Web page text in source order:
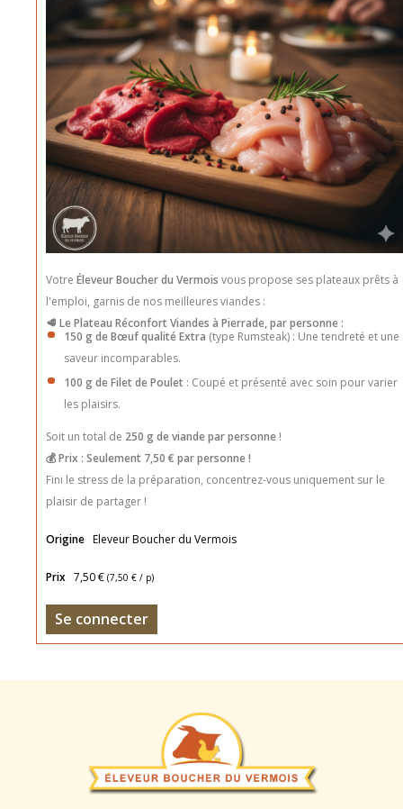
Votre Éleveur Boucher du Vermois vous propose ses plateaux prêts à
l'emploi, garnis de nos meilleures viandes :
🥩 Le Plateau Réconfort Viandes à Pierrade, par personne :
150 g de Bœuf qualité Extra (type Rumsteak) : Une tendreté et une
saveur incomparables.
100 g de Filet de Poulet : Coupé et présenté avec soin pour varier
les plaisirs.
Soit un total de 250 g de viande par personne !
💰 Prix : Seulement 7,50 € par personne !
Fini le stress de la préparation, concentrez-vous uniquement sur le
plaisir de partager !
Origine Eleveur Boucher du Vermois
Prix 7,50 € (7,50 € / p)
Se connecter